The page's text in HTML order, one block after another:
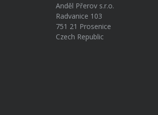
Anděl Přerov s.r.o.
Radvanice 103
751 21 Prosenice
Czech Republic